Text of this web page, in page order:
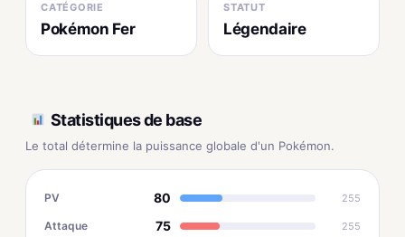
CATÉGORIE
Pokémon Fer
STATUT
Légendaire
Statistiques de base
Le total détermine la puissance globale d'un Pokémon.
PV 80 255
Attaque 75 255